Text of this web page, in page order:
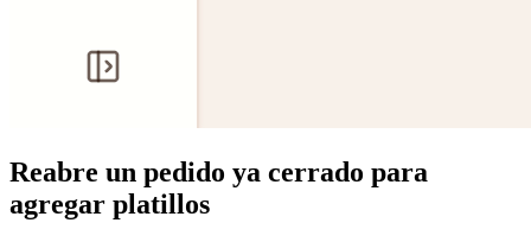
Reabre un pedido ya cerrado para
agregar platillos